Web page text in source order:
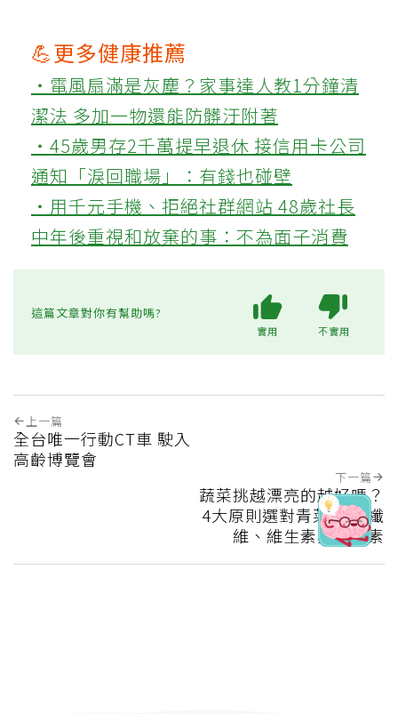
💪更多健康推薦
‧電風扇滿是灰塵？家事達人教1分鐘清
潔法 多加一物還能防髒汙附著
‧45歲男存2千萬提早退休 接信用卡公司
通知「淚回職場」：有錢也碰壁
‧用千元手機、拒絕社群網站 48歲社長
中年後重視和放棄的事：不為面子消費
這篇文章對你有幫助嗎?
實用 不實用
上一篇
全台唯一行動CT車 駛入
高齡博覽會
下一篇
蔬菜挑越漂亮的越好嗎？
4大原則選對青菜 吃進纖
維、維生素與植化素